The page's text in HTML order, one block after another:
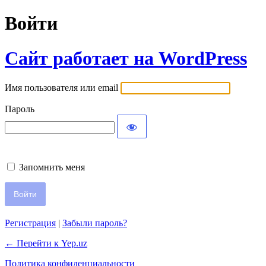
Войти
Сайт работает на WordPress
Имя пользователя или email
Пароль
Запомнить меня
Регистрация | Забыли пароль?
← Перейти к Yep.uz
Политика конфиденциальности